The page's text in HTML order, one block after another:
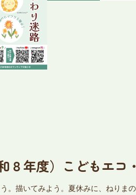
８年度）こどもエコ
。描いてみよう。夏休みに、ねりま